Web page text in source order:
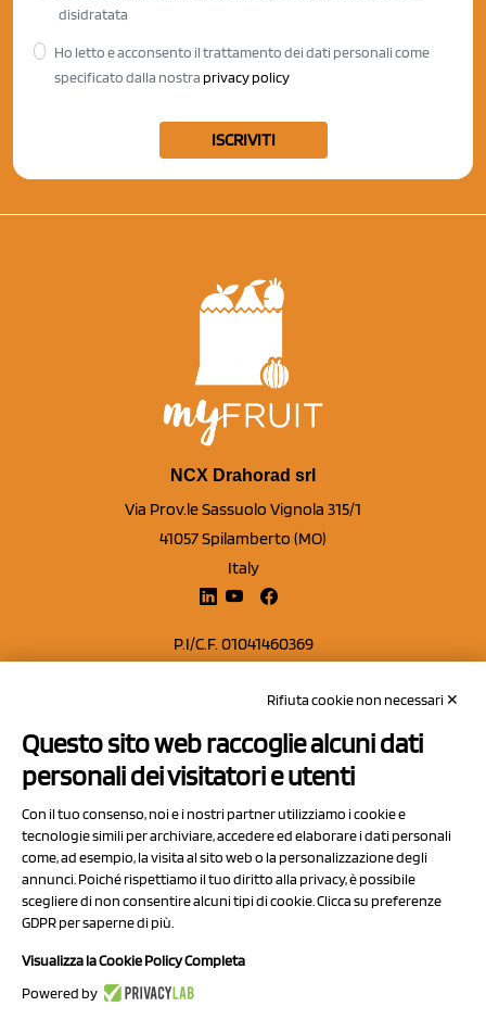
disidratata
Ho letto e acconsento il trattamento dei dati personali come
specificato dalla nostra privacy policy
ISCRIVITI
NCX Drahorad srl
Via Prov.le Sassuolo Vignola 315/1
41057 Spilamberto (MO)
Italy
P.I/C.F. 01041460369
Capitale sociale Euro 50.000,00 i.v.
Contatti
Privacy Policy
Cookie Policy
Chi Siamo
Rifiuta cookie non necessari ✕
Questo sito web raccoglie alcuni dati
personali dei visitatori e utenti
Con il tuo consenso, noi e i nostri partner utilizziamo i cookie e
tecnologie simili per archiviare, accedere ed elaborare i dati personali
come, ad esempio, la visita al sito web o la personalizzazione degli
annunci. Poiché rispettiamo il tuo diritto alla privacy, è possibile
scegliere di non consentire alcuni tipi di cookie. Clicca su preferenze
GDPR per saperne di più.
Visualizza la Cookie Policy Completa
Powered by